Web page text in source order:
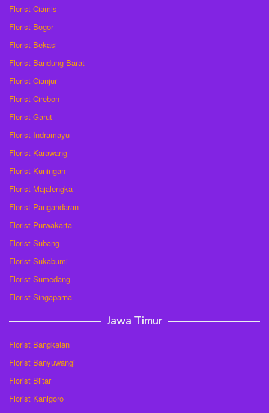
Florist Ciamis
Florist Bogor
Florist Bekasi
Florist Bandung Barat
Florist Cianjur
Florist Cirebon
Florist Garut
Florist Indramayu
Florist Karawang
Florist Kuningan
Florist Majalengka
Florist Pangandaran
Florist Purwakarta
Florist Subang
Florist Sukabumi
Florist Sumedang
Florist Singaparna
Jawa Timur
Florist Bangkalan
Florist Banyuwangi
Florist Blitar
Florist Kanigoro